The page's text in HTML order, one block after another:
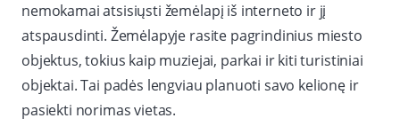
nemokamai atsisiųsti žemėlapį iš interneto ir jį
atspausdinti. Žemėlapyje rasite pagrindinius miesto
objektus, tokius kaip muziejai, parkai ir kiti turistiniai
objektai. Tai padės lengviau planuoti savo kelionę ir
pasiekti norimas vietas.